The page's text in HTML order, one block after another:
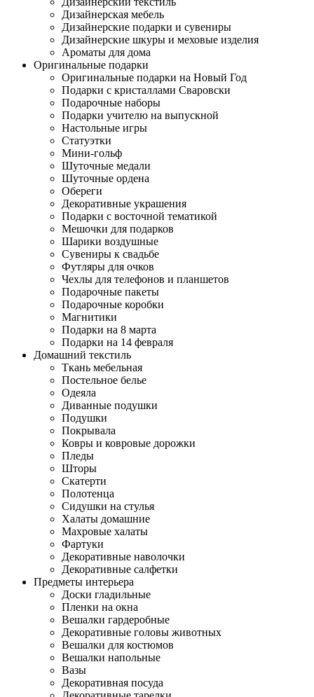
Дизайнерская мебель
Дизайнерские подарки и сувениры
Дизайнерские шкуры и меховые изделия
Ароматы для дома
Оригинальные подарки
Оригинальные подарки на Новый Год
Подарки с кристаллами Сваровски
Подарочные наборы
Подарки учителю на выпускной
Настольные игры
Статуэтки
Мини-гольф
Шуточные медали
Шуточные ордена
Обереги
Декоративные украшения
Подарки с восточной тематикой
Мешочки для подарков
Шарики воздушные
Сувениры к свадьбе
Футляры для очков
Чехлы для телефонов и планшетов
Подарочные пакеты
Подарочные коробки
Магнитики
Подарки на 8 марта
Подарки на 14 февраля
Домашний текстиль
Ткань мебельная
Постельное белье
Одеяла
Диванные подушки
Подушки
Покрывала
Ковры и ковровые дорожки
Пледы
Шторы
Скатерти
Полотенца
Сидушки на стулья
Халаты домашние
Махровые халаты
Фартуки
Декоративные наволочки
Декоративные салфетки
Предметы интерьера
Доски гладильные
Пленки на окна
Вешалки гардеробные
Декоративные головы животных
Вешалки для костюмов
Вешалки напольные
Вазы
Декоративная посуда